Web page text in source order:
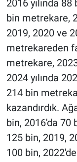
2016 yılında
bin metrekare,
2019, 2020 ve
metrekareden
metrekare,
2024 yılında
214 bin
kazandırdık.
bin, 2016'da 70
125 bin, 2019,
100 bin,